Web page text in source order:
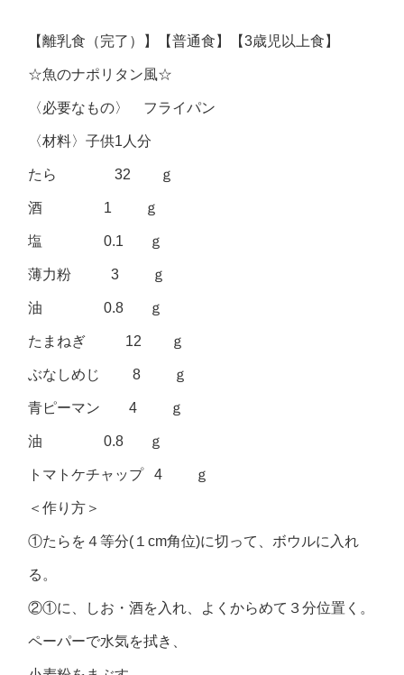
【離乳食（完了）】【普通食】【3歳児以上食】
☆魚のナポリタン風☆
〈必要なもの〉 フライパン
〈材料〉子供1人分
たら 32 ｇ
酒 1 ｇ
塩 0.1 ｇ
薄力粉 3 ｇ
油 0.8 ｇ
たまねぎ 12 ｇ
ぶなしめじ 8 ｇ
青ピーマン 4 ｇ
油 0.8 ｇ
トマトケチャップ 4 ｇ
＜作り方＞
①たらを４等分(１cm角位)に切って、ボウルに入れ
る。
②①に、しお・酒を入れ、よくからめて３分位置く。
ペーパーで水気を拭き、